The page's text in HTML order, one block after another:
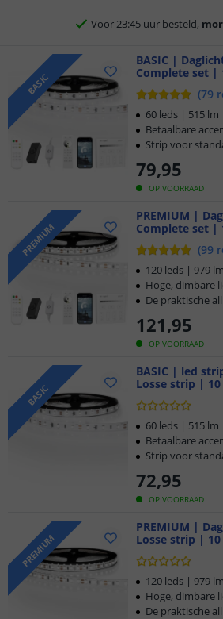
Gratis
Klantbeoordeling
BASIC
BASIC |
Complete set |
(79
OP VOORRAAD
79,95
60 leds | 515
Betaalbare
Strip voor
PREMIUM
PREMIUM |
Complete set |
(99
OP VOORRAAD
121,95
120 leds | 979
Hoge, dimbare
De praktische
BASIC
BASIC | led
Losse strip |
OP VOORRAAD
72,95
60 leds | 515
Betaalbare
Strip voor
PREMIUM
PREMIUM |
Losse strip |
120 leds | 979
Hoge, dimbare
De praktische